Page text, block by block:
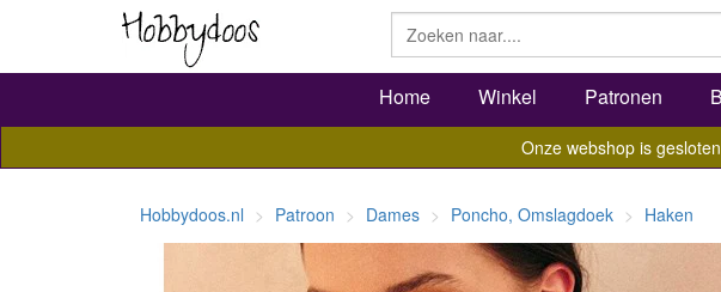
Home Winkel Patronen
Onze webshop is
Hobbydoos.nl Patroon Dames Poncho, Omslagdoek Haken